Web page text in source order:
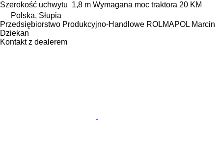
Szerokość uchwytu 1,8 m Wymagana moc traktora 20 KM
Polska, Słupia
Przedsiębiorstwo Produkcyjno-Handlowe ROLMAPOL Marcin
Dziekan
Kontakt z dealerem